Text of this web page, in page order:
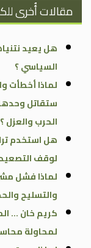
مقالات أُخرى
هل يعيد
السياسي ؟
لماذا أخطأت
ستقاتل
الحرب والعزل ؟
هل استخدم
لوقف
لماذا فشل
والتسليح
كريم خان …
لمحاولة